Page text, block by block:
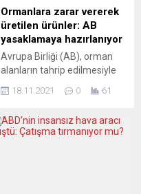
Her şeyin fiyatı artacak”
başlığıyla verdi. Siyaset sınıfı
sessiz kalırken, medyadaki
yorumlarda bu yılın ücretliler
açısından yitirildiğine dikkat
çekildi. Avrupa
piyasalarındaki...
Ormanlara zarar vererek
üretilen ürünler: AB
yasaklamaya hazırlanıyor
Avrupa Birliği (AB), orman
alanların tahrip edilmesiyle
yağı, tahta, kakao ve kahve
engellemeye yönelik
düzenleme teklif etti. Ancak
18.11.2021 0 61